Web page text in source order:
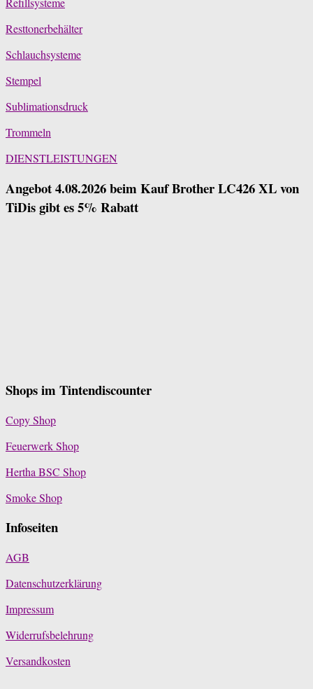
Resttonerbehälter
Schlauchsysteme
Stempel
Sublimationsdruck
Trommeln
DIENSTLEISTUNGEN
Angebot 4.08.2026 beim Kauf Brother LC426 XL von
TiDis gibt es 5% Rabatt
Shops im Tintendiscounter
Copy Shop
Feuerwerk Shop
Hertha BSC Shop
Smoke Shop
Infoseiten
AGB
Datenschutzerklärung
Impressum
Widerrufsbelehrung
Versandkosten